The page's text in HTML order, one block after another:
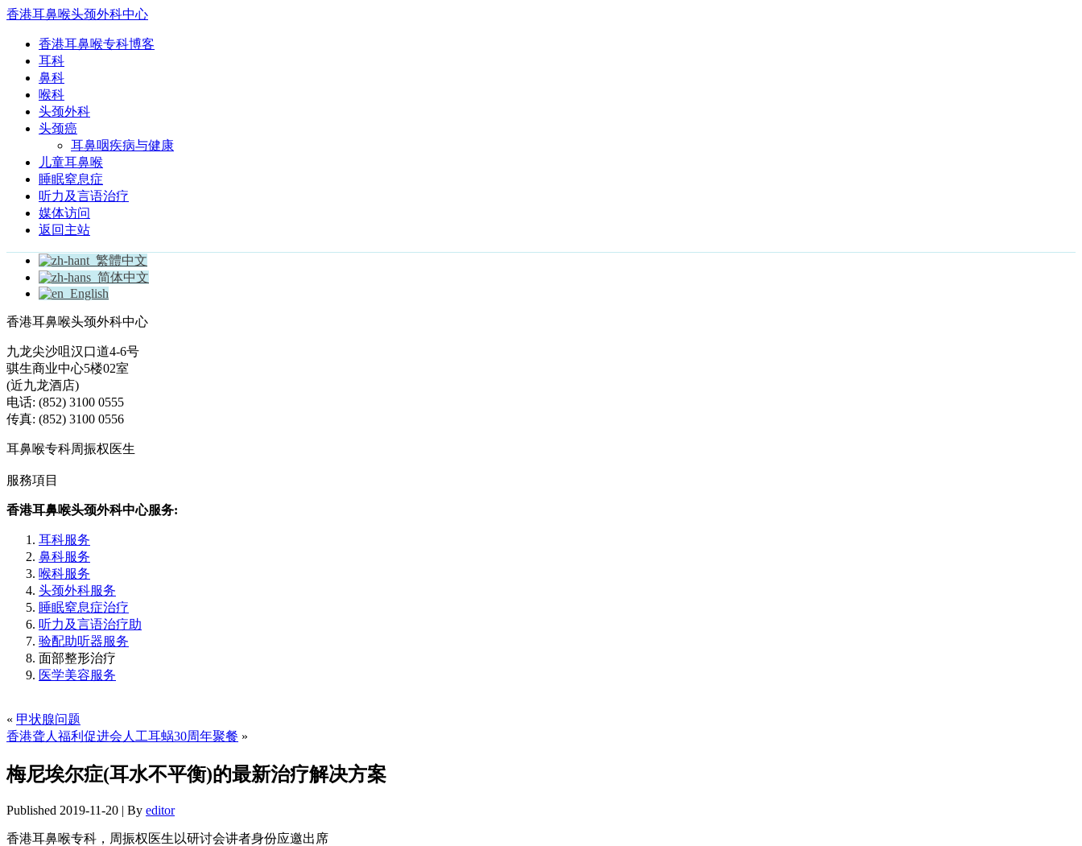
香港耳鼻喉头颈外科中心
香港耳鼻喉专科博客
耳科
鼻科
喉科
头颈外科
头颈癌
耳鼻咽疾病与健康
儿童耳鼻喉
睡眠窒息症
听力及言语治疗
媒体访问
返回主站
繁體中文
简体中文
English
香港耳鼻喉头颈外科中心
九龙尖沙咀汉口道4-6号
骐生商业中心5楼02室
(近九龙酒店)
电话: (852) 3100 0555
传真: (852) 3100 0556
耳鼻喉专科周振权医生
服務項目
香港耳鼻喉头颈外科中心服务:
耳科服务
鼻科服务
喉科服务
头颈外科服务
睡眠窒息症治疗
听力及言语治疗助
验配助听器服务
面部整形治疗
医学美容服务
« 甲状腺问题
香港聋人福利促进会人工耳蜗30周年聚餐 »
梅尼埃尔症(耳水不平衡)的最新治疗解决方案
Published 2019-11-20 | By editor
香港耳鼻喉专科，周振权医生以研讨会讲者身份应邀出席